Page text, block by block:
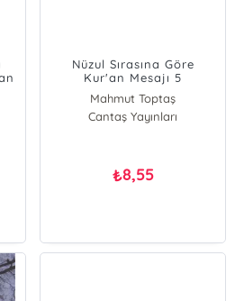
Nüzul Sırasına Göre
Kur'an Mesajı 5
Mahmut Toptaş
Cantaş Yayınları
₺8,55